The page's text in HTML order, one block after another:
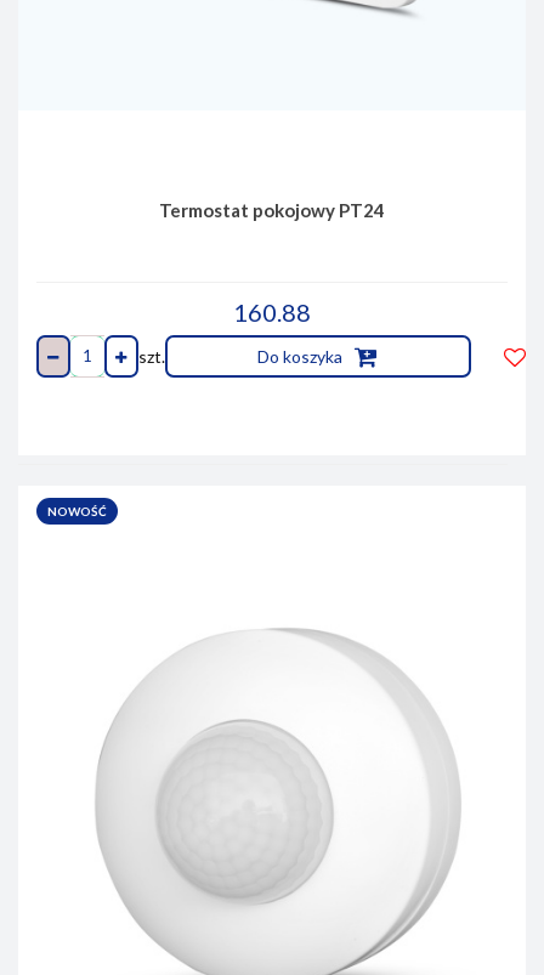
Termostat pokojowy PT24
160.88
szt. Do koszyka
NOWOŚĆ